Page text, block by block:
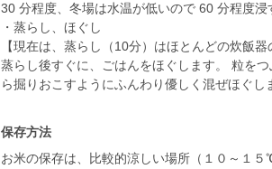
30 分程度、冬場は水温が低いので 60 分程度浸
・蒸らし、ほぐし
【現在は、蒸らし（10分）はほとんどの炊飯器
蒸らし後すぐに、ごはんをほぐします。 粒を
ら掘りおこすようにふんわり優しく混ぜほぐし
保存方法
お米の保存は、比較的涼しい場所（１０～１